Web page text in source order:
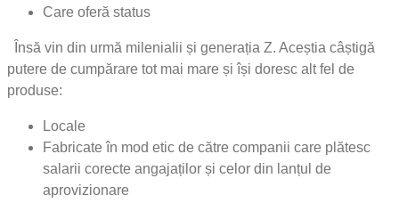
Care oferă status
Însă vin din urmă milenialii și generația Z. Aceștia câștigă
putere de cumpărare tot mai mare și își doresc alt fel de
produse:
Locale
Fabricate în mod etic de către companii care plătesc
salarii corecte angajaților și celor din lanțul de
aprovizionare